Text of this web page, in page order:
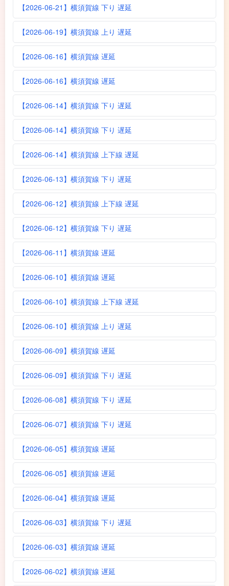
【2026-06-21】横須賀線 下り 遅延
【2026-06-19】横須賀線 上り 遅延
【2026-06-16】横須賀線 遅延
【2026-06-16】横須賀線 遅延
【2026-06-14】横須賀線 下り 遅延
【2026-06-14】横須賀線 下り 遅延
【2026-06-14】横須賀線 上下線 遅延
【2026-06-13】横須賀線 下り 遅延
【2026-06-12】横須賀線 上下線 遅延
【2026-06-12】横須賀線 下り 遅延
【2026-06-11】横須賀線 遅延
【2026-06-10】横須賀線 遅延
【2026-06-10】横須賀線 上下線 遅延
【2026-06-10】横須賀線 上り 遅延
【2026-06-09】横須賀線 遅延
【2026-06-09】横須賀線 下り 遅延
【2026-06-08】横須賀線 下り 遅延
【2026-06-07】横須賀線 下り 遅延
【2026-06-05】横須賀線 遅延
【2026-06-05】横須賀線 遅延
【2026-06-04】横須賀線 遅延
【2026-06-03】横須賀線 下り 遅延
【2026-06-03】横須賀線 遅延
【2026-06-02】横須賀線 遅延